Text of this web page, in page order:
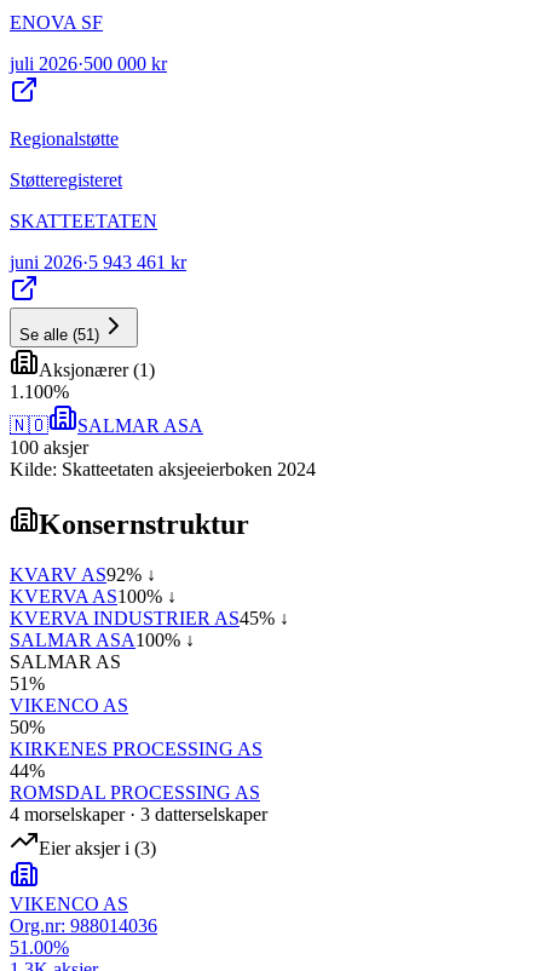
ENOVA SF
juli 2026·500 000 kr
Regionalstøtte
Støtteregisteret
SKATTEETATEN
juni 2026·5 943 461 kr
Se alle (51)
Aksjonærer(1)
1 .100%
🇳🇴
SALMAR ASA
100 aksjer
Kilde: Skatteetaten aksjeeierboken 2024
Konsernstruktur
KVARV AS92% ↓
KVERVA AS100% ↓
KVERVA INDUSTRIER AS45% ↓
SALMAR ASA100% ↓
SALMAR AS
51%
VIKENCO AS
50%
KIRKENES PROCESSING AS
44%
ROMSDAL PROCESSING AS
4 morselskaper· 3 datterselskaper
Eier aksjer i (3)
VIKENCO AS
Org.nr: 988014036
51.00%